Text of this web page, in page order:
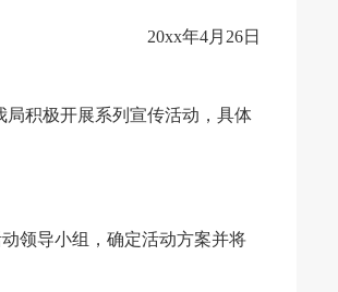
20xx年4月26日
积极开展系列宣传活动，具体
领导小组，确定活动方案并将